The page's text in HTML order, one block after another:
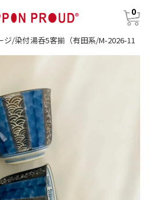
0
ジ/染付湯呑5客揃（有田系/M-2026-11